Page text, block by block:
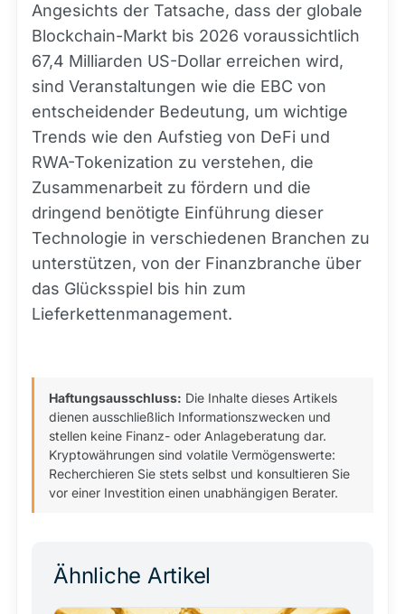
Angesichts der Tatsache, dass der globale
Blockchain-Markt bis 2026 voraussichtlich
67,4 Milliarden US-Dollar erreichen wird,
sind Veranstaltungen wie die EBC von
entscheidender Bedeutung, um wichtige
Trends wie den Aufstieg von DeFi und
RWA-Tokenization zu verstehen, die
Zusammenarbeit zu fördern und die
dringend benötigte Einführung dieser
Technologie in verschiedenen Branchen zu
unterstützen, von der Finanzbranche über
das Glücksspiel bis hin zum
Lieferkettenmanagement.
Haftungsausschluss: Die Inhalte dieses Artikels
dienen ausschließlich Informationszwecken und
stellen keine Finanz- oder Anlageberatung dar.
Kryptowährungen sind volatile Vermögenswerte:
Recherchieren Sie stets selbst und konsultieren Sie
vor einer Investition einen unabhängigen Berater.
Ähnliche Artikel